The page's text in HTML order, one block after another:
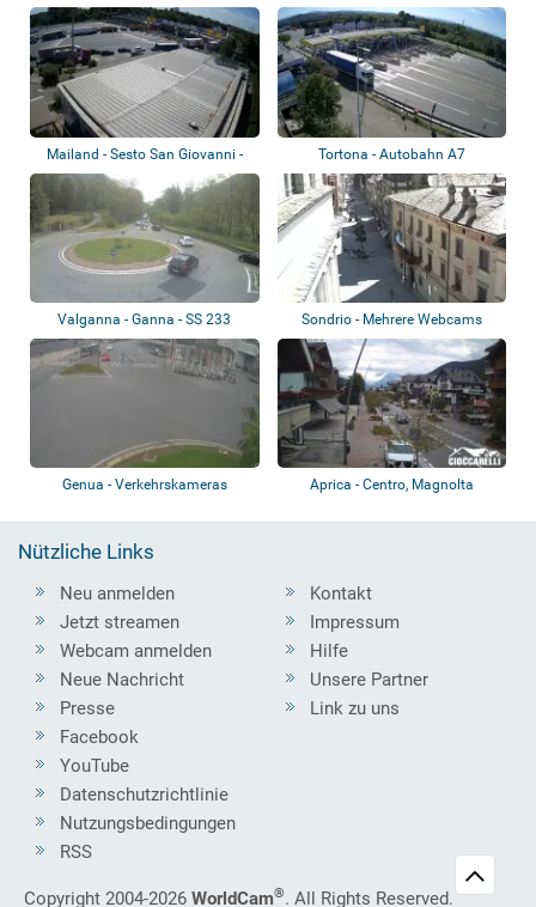
A51 (Tangenzi...
Mailand - Sesto San Giovanni -
Autobahn...
Tortona - Autobahn A7
Valganna - Ganna - SS 233 Sondrio - Mehrere Webcams
Genua - Verkehrskameras Aprica - Centro, Magnolta
Nützliche Links
Neu anmelden
Jetzt streamen
Webcam anmelden
Neue Nachricht
Presse
Kontakt
Impressum
Hilfe
Unsere Partner
Link zu uns
Facebook
YouTube
Datenschutzrichtlinie
Nutzungsbedingungen
RSS
Copyright 2004-2026 WorldCam®. All Rights Reserved.